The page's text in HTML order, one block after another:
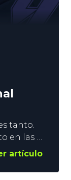
tanto.
en las 2
ver
ni
artículo